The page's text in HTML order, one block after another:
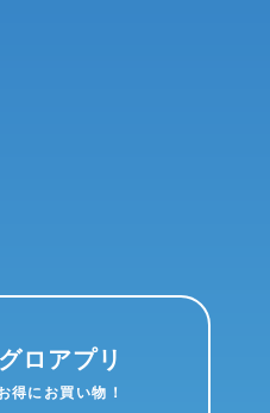
ロアプリ
得にお買い物！